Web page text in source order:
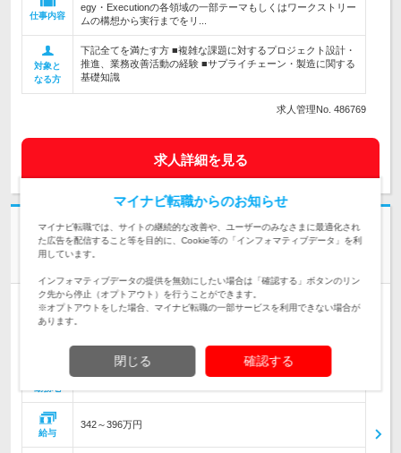
仕事内容
egy・Executionの各領域の一部テーマもしくはワークストリー
ムの構想から実行までをリ...
対象と
なる方
下記全てを満たす方 ■複雑な課題に対するプロジェクト設計・
推進、業務改善活動の経験 ■サプライチェーン・製造に関する
基礎知識
求人管理No. 486769
求人詳細を見る
株式会社セイエル
【島根西】業界未経験歓迎 ルート営業／東証プライムG／年休
120日・残業月20
人材紹介
情報更新日：2026/07/22 終了予定日：2026/08/25
マイナビ転職AGENTおすすめの求人です
島根県
給与
342～396万円
マイナビ転職からのお知らせ
マイナビ転職では、サイトの継続的な改善や、ユーザーのみなさまに最適化され
た広告を配信すること等を目的に、Cookie等の「インフォマティブデータ」を利
用しています。
インフォマティブデータの提供を無効にしたい場合は「確認する」ボタンのリン
ク先から停止（オプトアウト）を行うことができます。
※オプトアウトをした場合、マイナビ転職の一部サービスを利用できない場合が
あります。
閉じる 確認する